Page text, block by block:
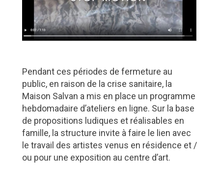
Pendant ces périodes de fermeture au
public, en raison de la crise sanitaire, la
Maison Salvan a mis en place un programme
hebdomadaire d’ateliers en ligne. Sur la base
de propositions ludiques et réalisables en
famille, la structure invite à faire le lien avec
le travail des artistes venus en résidence et /
ou pour une exposition au centre d’art.